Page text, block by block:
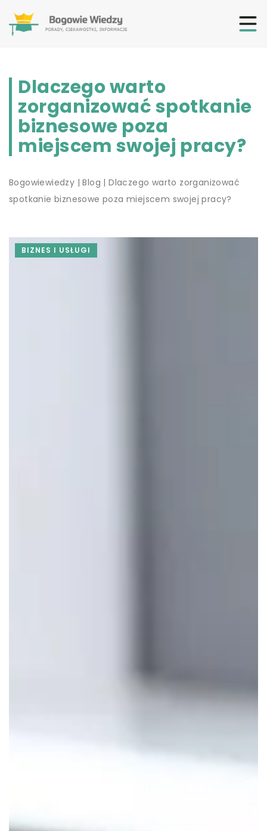
Dlaczego warto
zorganizować spotkanie
biznesowe poza
miejscem swojej pracy?
Bogowiewiedzy |Blog |Dlaczego warto zorganizować
spotkanie biznesowe poza miejscem swojej pracy?
BIZNES I USŁUGI